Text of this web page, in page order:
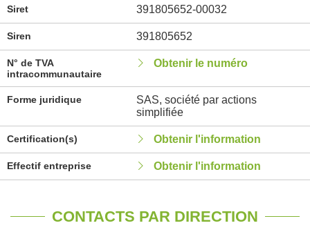
Siret 391805652-00032
Siren 391805652
N° de TVA
intracommunautaire
Obtenir le numéro
Forme juridique
SAS, société par actions
simplifiée
Certification(s) Obtenir l'information
Effectif entreprise Obtenir l'information
CONTACTS PAR DIRECTION